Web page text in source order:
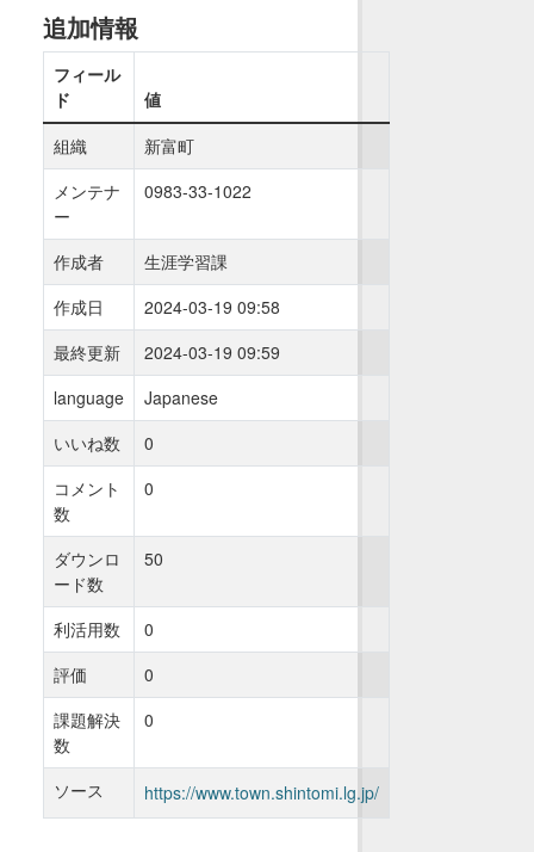
追加情報
フィール
ド
値
組織
新富町
メンテナ
ー
0983-33-1022
作成者
生涯学習課
作成日
2024-03-19 09:58
最終更新
2024-03-19 09:59
language
Japanese
いいね数
0
コメント
数
0
ダウンロ
ード数
50
利活用数
0
評価
0
課題解決
数
0
ソース https://www.town.shintomi.lg.jp/